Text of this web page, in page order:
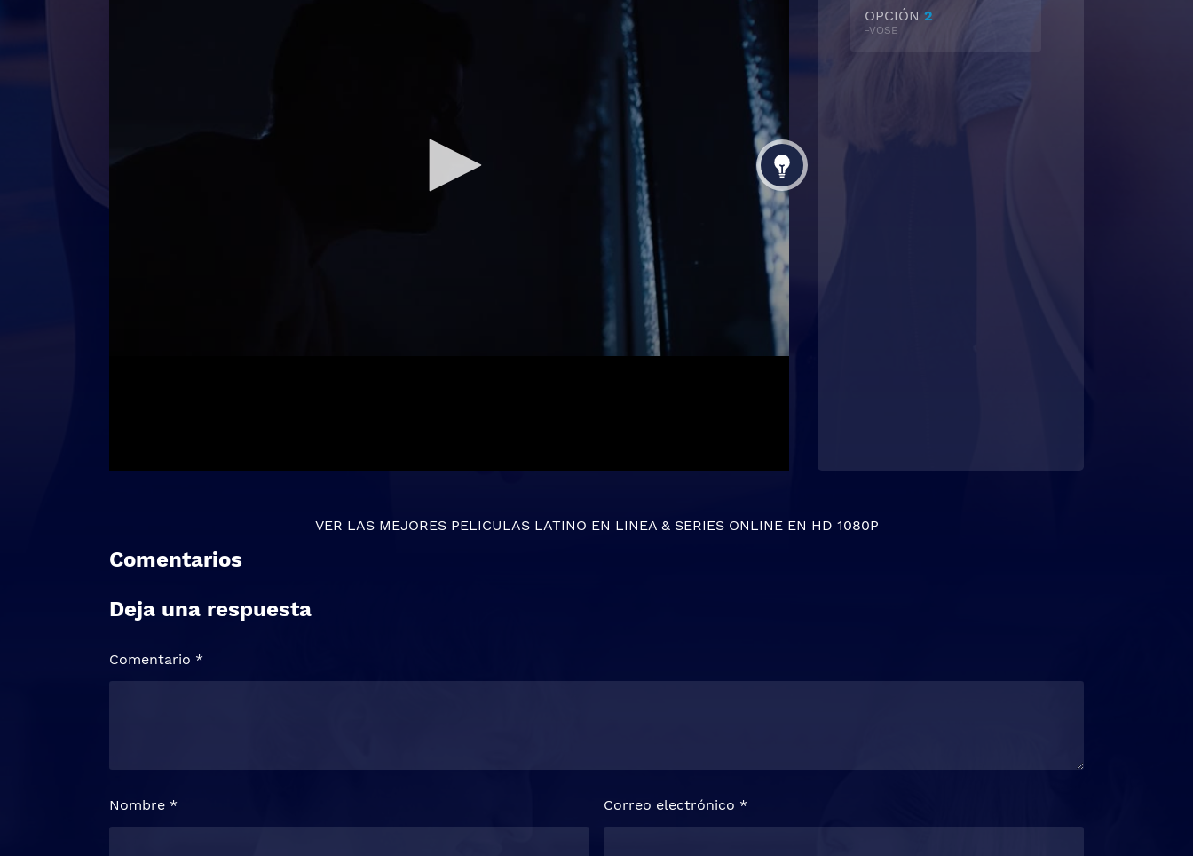
OPCIÓN 2
-VOSE
VER LAS MEJORES PELICULAS LATINO EN LINEA& SERIES ONLINEEN HD 1080P
Comentarios
Deja una respuesta
Comentario *
Nombre * Correo electrónico *